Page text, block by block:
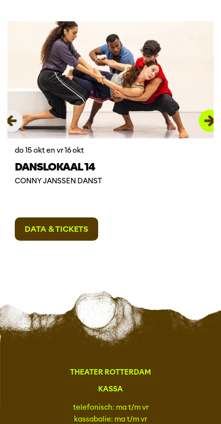
DANSLOKAAL 14
CONNY JANSSEN DANST
do 15 okten vr 16 okt
DATA & TICKETS
THEATER ROTTERDAM
KASSA
telefonisch: ma t/m vr
kassabalie: ma t/m vr